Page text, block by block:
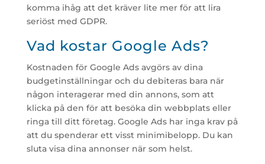
komma ihåg att det kräver lite mer för att lira
seriöst med GDPR.
Vad kostar Google Ads?
Kostnaden för Google Ads avgörs av dina
budgetinställningar och du debiteras bara när
någon interagerar med din annons, som att
klicka på den för att besöka din webbplats eller
ringa till ditt företag. Google Ads har inga krav på
att du spenderar ett visst minimibelopp. Du kan
sluta visa dina annonser när som helst.